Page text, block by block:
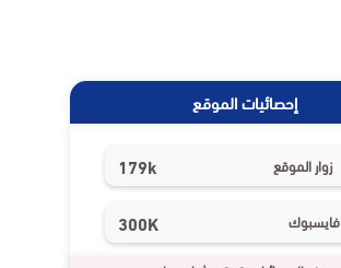
إحصائيات الموقع
زوار الموقع 179k
فايسبوك 300K